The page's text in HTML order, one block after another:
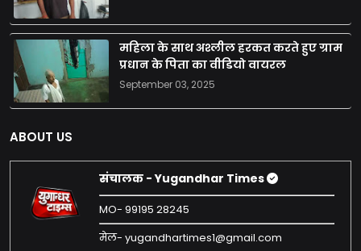
महिला के साथ अश्लील हरकत करते हुए ग्राम
प्रधान के पिता का वीडियो वायरल
September 03, 2025
ABOUT US
संचालक - Yugandhar Times
MO- 99195 28245
मेल- yugandhartimes1@gmail.com